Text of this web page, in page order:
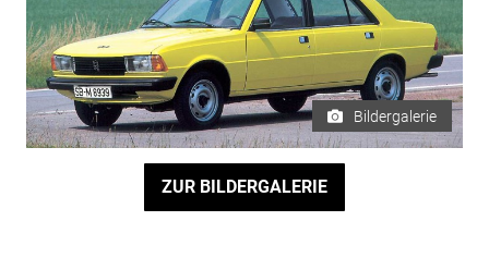
Bildergalerie
ZUR BILDERGALERIE